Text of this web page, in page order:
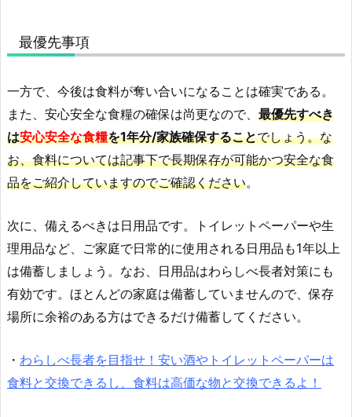
最優先事項
一方で、今後は食料が奪い合いになることは確実である。
また、安心安全な食糧の確保は尚更なので、 最優先すべき
は安心安全な食糧を1年分/家族確保することでしょう。な
お、食料については記事下で長期保存が可能かつ安全な食
品をご紹介していますのでご確認ください。
次に、備えるべきは日用品です。トイレットペーパーや生
理用品など、ご家庭で日常的に使用される日用品も1年以上
は備蓄しましょう。なお、日用品はわらしべ長者対策にも
有効です。ほとんどの家庭は備蓄していませんので、保存
場所に余裕のある方はできるだけ備蓄してください。
・ わらしべ長者を目指せ！安い酒やトイレットペーパーは
食料と交換できるし、食料は高価な物と交換できるよ！